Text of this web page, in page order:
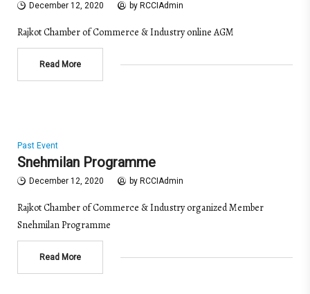
December 12, 2020 by RCCIAdmin
Rajkot Chamber of Commerce & Industry online AGM
Read More
Past Event
Snehmilan Programme
December 12, 2020 by RCCIAdmin
Rajkot Chamber of Commerce & Industry organized Member
Snehmilan Programme
Read More